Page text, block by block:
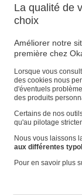
Produits
Voir tous les
Magasin
Vos
Suivre une
Panier
Favoris
La qualité de
choix
Améliorer notre
première chez
Lorsque vous
des cookies nous
d'éventuels
des produits
Certains de nos
qu'au pilotage
Nous vous laissons
aux différentes
Pour en savoir plus